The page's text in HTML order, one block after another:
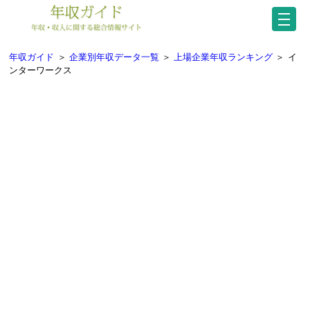
年収ガイド ＞ 企業別年収データ一覧 ＞ 上場企業年収ランキング ＞ イ
ンターワークス